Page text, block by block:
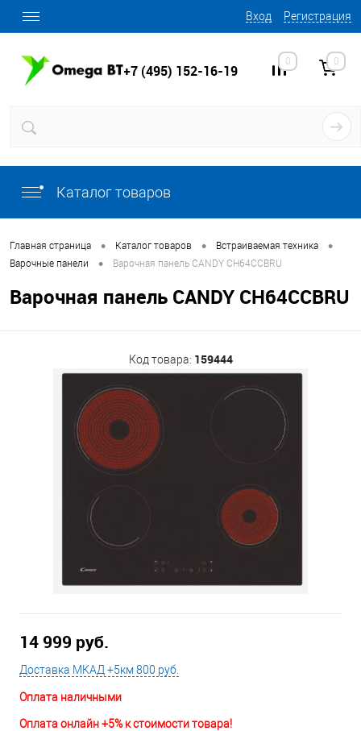
Вход Регистрация
+7 (495) 152-16-19
0 0
Каталог товаров
Главная страница • Каталог товаров • Встраиваемая техника •
Варочные панели • Варочная панель CANDY CH64CCBRU
Варочная панель CANDY CH64CCBRU
Код товара: 159444
14 999 руб.
Доставка МКАД +5км 800 руб.
Оплата наличными
Оплата онлайн +5% к стоимости товара!